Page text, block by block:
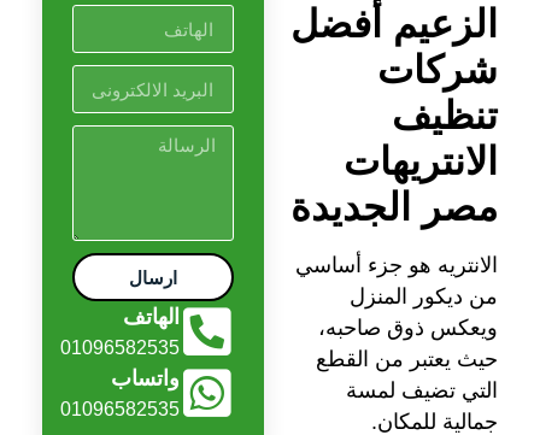
الزعيم أفضل
شركات
تنظيف
الانتريهات
مصر الجديدة
الانتريه هو جزء أساسي
من ديكور المنزل
ويعكس ذوق صاحبه،
حيث يعتبر من القطع
التي تضيف لمسة
جمالية للمكان.
ارسال
الهاتف
01096582535
واتساب
01096582535